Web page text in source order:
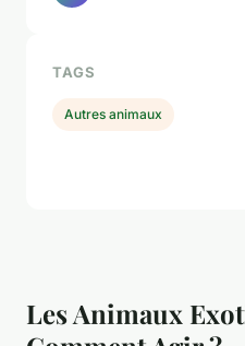
Les Animaux
TAGS
Autres animaux